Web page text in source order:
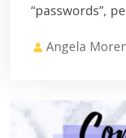
“passwords”,
Angela